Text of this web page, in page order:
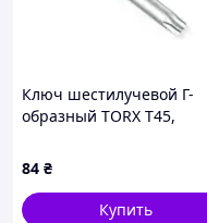
Ключ шестилучевой Г-
образный TORX T45,
SIGMA
84 ₴
Купить